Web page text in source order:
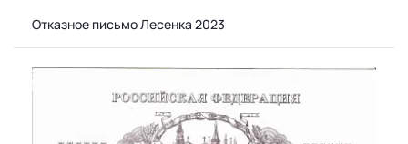
Отказное письмо Лесенка 2023